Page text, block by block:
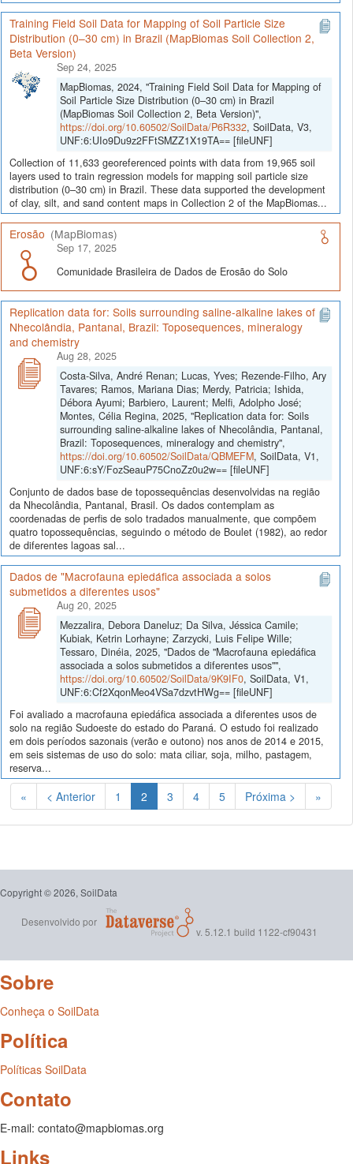
Training Field Soil Data for Mapping of Soil Particle Size
Distribution (0–30 cm) in Brazil (MapBiomas Soil Collection 2,
Beta Version)
Sep 24, 2025
MapBiomas, 2024, "Training Field Soil Data for Mapping of
Soil Particle Size Distribution (0–30 cm) in Brazil
(MapBiomas Soil Collection 2, Beta Version)",
https://doi.org/10.60502/SoilData/P6R332, SoilData, V3,
UNF:6:UIo9Du9z2FFtSMZZ1X19TA== [fileUNF]
Collection of 11,633 georeferenced points with data from 19,965 soil
layers used to train regression models for mapping soil particle size
distribution (0–30 cm) in Brazil. These data supported the development
of clay, silt, and sand content maps in Collection 2 of the MapBiomas...
Erosão (MapBiomas)
Sep 17, 2025
Comunidade Brasileira de Dados de Erosão do Solo
Replication data for: Soils surrounding saline-alkaline lakes of
Nhecolândia, Pantanal, Brazil: Toposequences, mineralogy
and chemistry
Aug 28, 2025
Costa-Silva, André Renan; Lucas, Yves; Rezende-Filho, Ary
Tavares; Ramos, Mariana Dias; Merdy, Patricia; Ishida,
Débora Ayumi; Barbiero, Laurent; Melfi, Adolpho José;
Montes, Célia Regina, 2025, "Replication data for: Soils
surrounding saline-alkaline lakes of Nhecolândia, Pantanal,
Brazil: Toposequences, mineralogy and chemistry",
https://doi.org/10.60502/SoilData/QBMEFM, SoilData, V1,
UNF:6:sY/FozSeauP75CnoZz0u2w== [fileUNF]
Conjunto de dados base de topossequências desenvolvidas na região
da Nhecolândia, Pantanal, Brasil. Os dados contemplam as
coordenadas de perfis de solo tradados manualmente, que compõem
quatro topossequências, seguindo o método de Boulet (1982), ao redor
de diferentes lagoas sal...
Dados de "Macrofauna epiedáfica associada a solos
submetidos a diferentes usos"
Aug 20, 2025
Mezzalira, Debora Daneluz; Da Silva, Jéssica Camile;
Kubiak, Ketrin Lorhayne; Zarzycki, Luis Felipe Wille;
Tessaro, Dinéia, 2025, "Dados de "Macrofauna epiedáfica
associada a solos submetidos a diferentes usos"",
https://doi.org/10.60502/SoilData/9K9IF0, SoilData, V1,
UNF:6:Cf2XqonMeo4VSa7dzvtHWg== [fileUNF]
Foi avaliado a macrofauna epiedáfica associada a diferentes usos de
solo na região Sudoeste do estado do Paraná. O estudo foi realizado
em dois períodos sazonais (verão e outono) nos anos de 2014 e 2015,
em seis sistemas de uso do solo: mata ciliar, soja, milho, pastagem,
reserva...
« < Anterior 1 2(Atual)
3 4 5 Próxima > »
Copyright © 2026, SoilData
Desenvolvido por
v. 5.12.1 build 1122-cf90431
Sobre
Conheça o SoilData
Política
Políticas SoilData
Contato
E-mail: contato@mapbiomas.org
Links